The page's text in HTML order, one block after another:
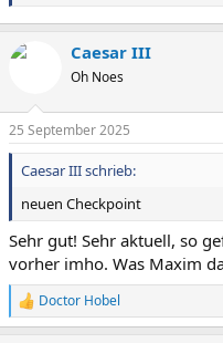
Caesar III
Oh Noes
25 September 2025
Caesar III schrieb:
neuen Checkpoint
Sehr gut! Sehr aktuell, so
vorher imho. Was Maxim
R
e
Doctor Hobel